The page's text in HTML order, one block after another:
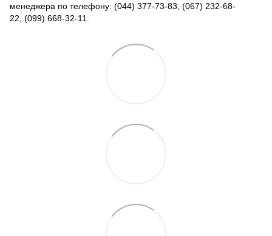
менеджера по телефону: (044) 377-73-83, (067) 232-68-
22, (099) 668-32-11.